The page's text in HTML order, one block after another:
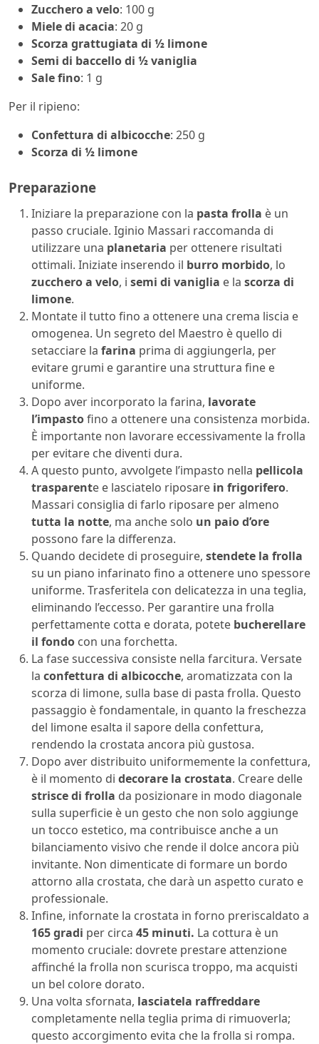
Zucchero a velo: 100 g
Miele di acacia: 20 g
Scorza grattugiata di ½ limone
Semi di baccello di ½ vaniglia
Sale fino: 1 g
Per il ripieno:
Confettura di albicocche: 250 g
Scorza di ½ limone
Preparazione
Iniziare la preparazione con la pasta frolla è un
passo cruciale. Iginio Massari raccomanda di
utilizzare una planetaria per ottenere risultati
ottimali. Iniziate inserendo il burro morbido, lo
zucchero a velo, i semi di vaniglia e la scorza di
limone.
Montate il tutto fino a ottenere una crema liscia e
omogenea. Un segreto del Maestro è quello di
setacciare la farina prima di aggiungerla, per
evitare grumi e garantire una struttura fine e
uniforme.
Dopo aver incorporato la farina, lavorate
l’impastofino a ottenere una consistenza morbida.
È importante non lavorare eccessivamente la frolla
per evitare che diventi dura.
A questo punto, avvolgete l’impasto nella pellicola
trasparente e lasciatelo riposare in frigorifero.
Massari consiglia di farlo riposare per almeno
tutta la notte, ma anche solo un paio d’ore
possono fare la differenza.
Quando decidete di proseguire, stendete la frolla
su un piano infarinato fino a ottenere uno spessore
uniforme. Trasferitela con delicatezza in una teglia,
eliminando l’eccesso. Per garantire una frolla
perfettamente cotta e dorata, potete bucherellare
il fondo con una forchetta.
La fase successiva consiste nella farcitura. Versate
la confettura di albicocche, aromatizzata con la
scorza di limone, sulla base di pasta frolla. Questo
passaggio è fondamentale, in quanto la freschezza
del limone esalta il sapore della confettura,
rendendo la crostata ancora più gustosa.
Dopo aver distribuito uniformemente la confettura,
è il momento di decorare la crostata. Creare delle
strisce di frolla da posizionare in modo diagonale
sulla superficie è un gesto che non solo aggiunge
un tocco estetico, ma contribuisce anche a un
bilanciamento visivo che rende il dolce ancora più
invitante. Non dimenticate di formare un bordo
attorno alla crostata, che darà un aspetto curato e
professionale.
Infine, infornate la crostata in forno preriscaldato a
165 gradi per circa 45 minuti. La cottura è un
momento cruciale: dovrete prestare attenzione
affinché la frolla non scurisca troppo, ma acquisti
un bel colore dorato.
Una volta sfornata, lasciatela raffreddare
completamente nella teglia prima di rimuoverla;
questo accorgimento evita che la frolla si rompa.